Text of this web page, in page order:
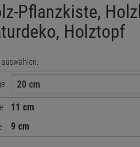
Pflanzkiste,
Holztopf
11 cm
9 cm